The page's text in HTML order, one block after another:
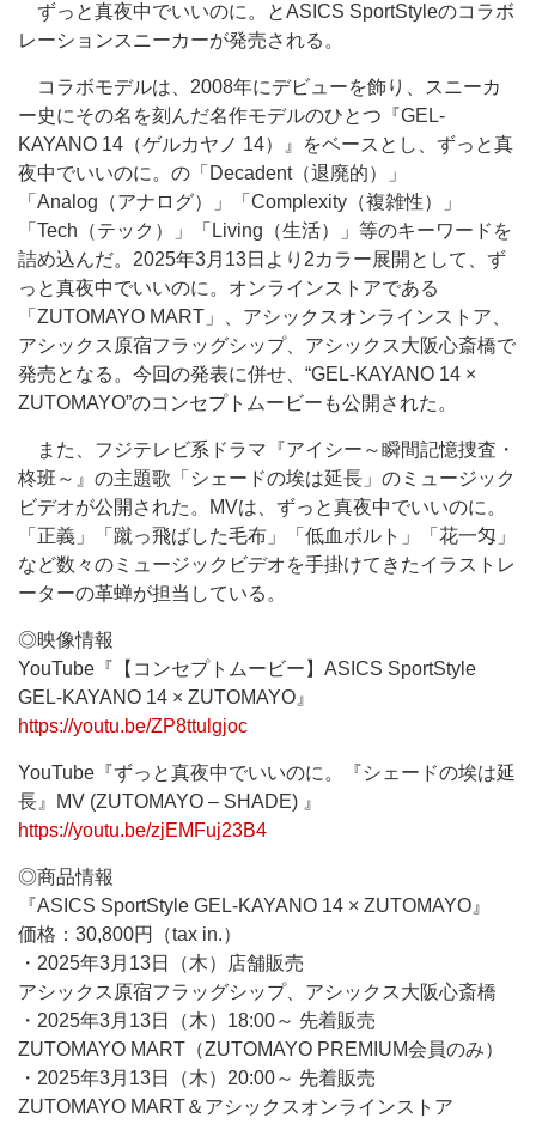
ずっと真夜中でいいのに。とASICS SportStyleのコラボ
レーションスニーカーが発売される。
コラボモデルは、2008年にデビューを飾り、スニーカ
ー史にその名を刻んだ名作モデルのひとつ『GEL-
KAYANO 14（ゲルカヤノ 14）』をベースとし、ずっと真
夜中でいいのに。の「Decadent（退廃的）」
「Analog（アナログ）」「Complexity（複雑性）」
「Tech（テック）」「Living（生活）」等のキーワードを
詰め込んだ。2025年3月13日より2カラー展開として、ず
っと真夜中でいいのに。オンラインストアである
「ZUTOMAYO MART」、アシックスオンラインストア、
アシックス原宿フラッグシップ、アシックス大阪心斎橋で
発売となる。今回の発表に併せ、“GEL-KAYANO 14 ×
ZUTOMAYO”のコンセプトムービーも公開された。
また、フジテレビ系ドラマ『アイシー～瞬間記憶捜査・
柊班～』の主題歌「シェードの埃は延長」のミュージック
ビデオが公開された。MVは、ずっと真夜中でいいのに。
「正義」「蹴っ飛ばした毛布」「低血ボルト」「花一匁」
など数々のミュージックビデオを手掛けてきたイラストレ
ーターの革蝉が担当している。
◎映像情報
YouTube『【コンセプトムービー】ASICS SportStyle
GEL-KAYANO 14 × ZUTOMAYO』
https://youtu.be/ZP8ttulgjoc
YouTube『ずっと真夜中でいいのに。『シェードの埃は延
長』MV (ZUTOMAYO – SHADE) 』
https://youtu.be/zjEMFuj23B4
◎商品情報
『ASICS SportStyle GEL-KAYANO 14 × ZUTOMAYO』
価格：30,800円（tax in.）
・2025年3月13日（木）店舗販売
アシックス原宿フラッグシップ、アシックス大阪心斎橋
・2025年3月13日（木）18:00～ 先着販売
ZUTOMAYO MART（ZUTOMAYO PREMIUM会員のみ）
・2025年3月13日（木）20:00～ 先着販売
ZUTOMAYO MART＆アシックスオンラインストア